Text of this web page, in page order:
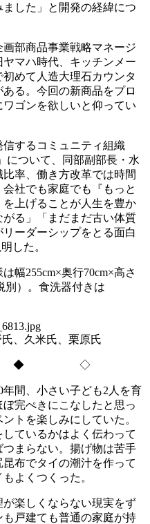
した」と開発の経緯につ
部商品事業戦略マネージ
マハ時代、キッチンメー
めて人造大理石カウンタ
る。今回の新商品をプロ
ゴンを欲しいと仰ってい
するコミュニティ組織
」について、同部副部長・水
率、働き方改革では時間
社でも家庭でも『もっと
上げることが人生を豊か
る」「まだまだ古い体質
ーダーシップをとる面白
した。
幅255cm×奥行70cm×高さ
別）。食洗器付きは
、久米氏、栗原氏
◇
間、小さい子ども2人を育
完ぺきにこなしたと思っ
トを楽しみにしていた。
ているかはよく伝わって
まらない。揚げ物は苦手
布でタイの潮汁を作って
よくつくった。
楽しくならない現実をず
戸建ても普通の家庭が持